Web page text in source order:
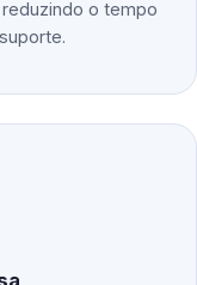
o tempo